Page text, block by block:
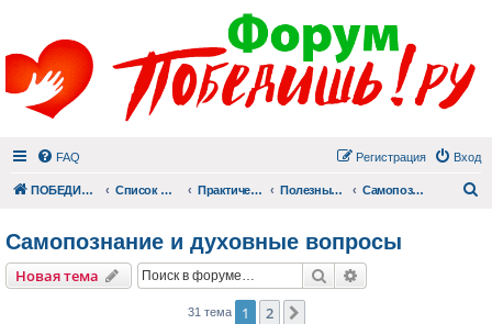
FAQ Вход
Регистрация
ПОБЕДИШЬ.РУ Список форумов Практический раздел Полезные материалы Самопознание и духовные вопросы
Самопознание и духовные вопросы
Новая тема Поиск
31 тема 1 2